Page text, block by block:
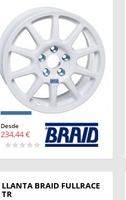
Desde
234,44 €
LLANTA BRAID FULLRACE
TR